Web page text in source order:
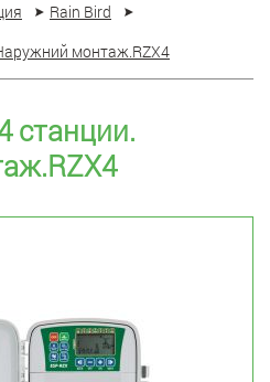
Rain Bird
монтаж.RZX4
станции.